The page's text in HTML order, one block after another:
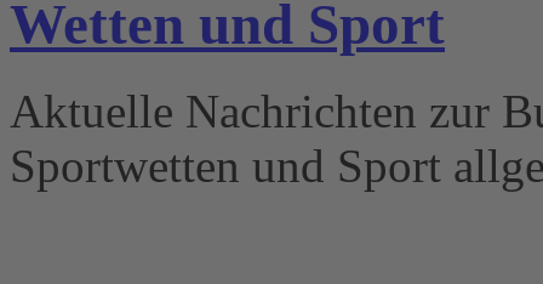
Wetten und Sport
Aktuelle Nachrichten zur
Sportwetten und Sport